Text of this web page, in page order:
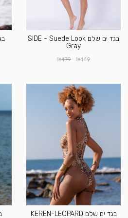
בגד ים שלם SIDE - Suede Look
Gray
₪449
₪479
בגד ים שלם KEREN-LEOPARD